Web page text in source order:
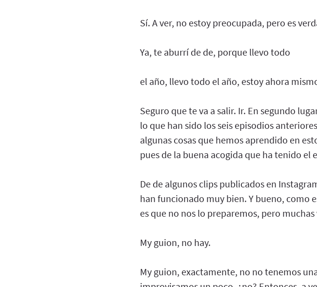
Sí. A ver, no estoy preocupada, pero es
Ya, te aburrí de de, porque llevo todo
el año, llevo todo el año, estoy ahora
Seguro que te va a salir. Ir. En segundo
lo que han sido los seis episodios
algunas cosas que hemos aprendido en
pues de la buena acogida que ha tenido el
De de algunos clips publicados en
han funcionado muy bien. Y bueno, como
es que no nos lo preparemos, pero muchas
My guion, no hay.
My guion, exactamente, no no tenemos